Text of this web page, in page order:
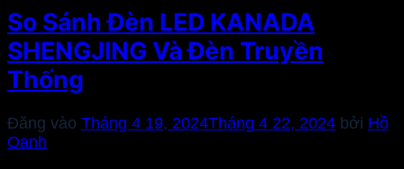
So Sánh Đèn LED KANADA
SHENGJING Và Đèn Truyền
Thống
Đăng vào Tháng 4 19, 2024Tháng 4 22, 2024 bởi Hồ
Oanh